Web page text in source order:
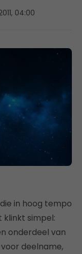
04:00
in hoog tempo
simpel:
onderdeel van
deelname,